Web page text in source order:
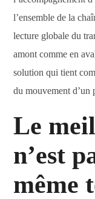
l’ensemble de la
lecture globale du
amont comme en
solution qui tient
du mouvement
Le
n’est
même